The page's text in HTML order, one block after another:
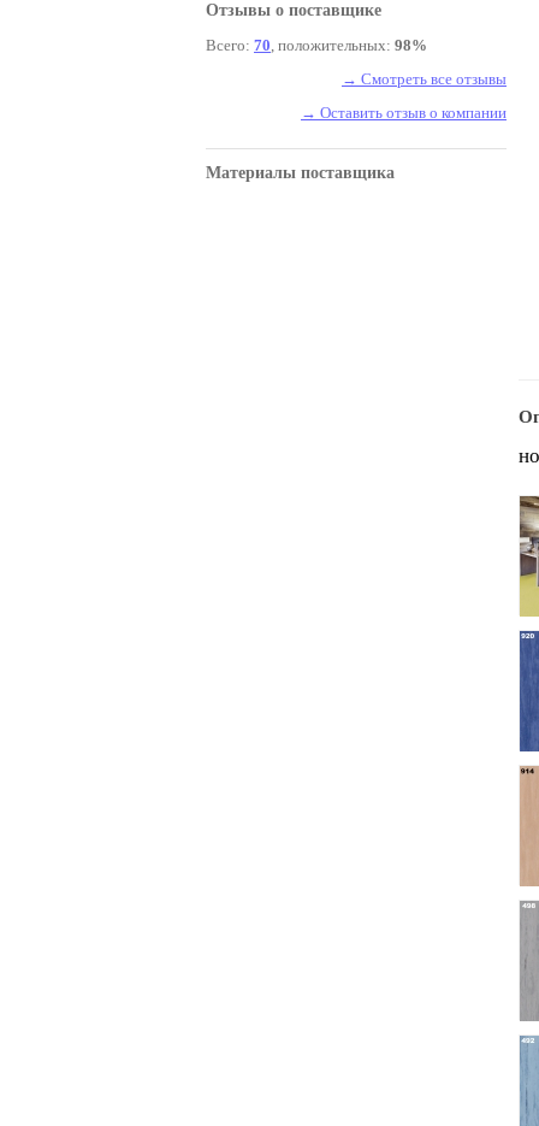
Отзывы о поставщике
Всего: 70, положительных: 98%
→ Смотреть все отзывы
→ Оставить отзыв о компании
Материалы поставщика